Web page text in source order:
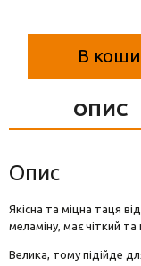
Фігурки та
Підноси
В
ОПИС
Опис
Якісна та міцна таця
меламіну, має чіткий
Велика, тому підійде